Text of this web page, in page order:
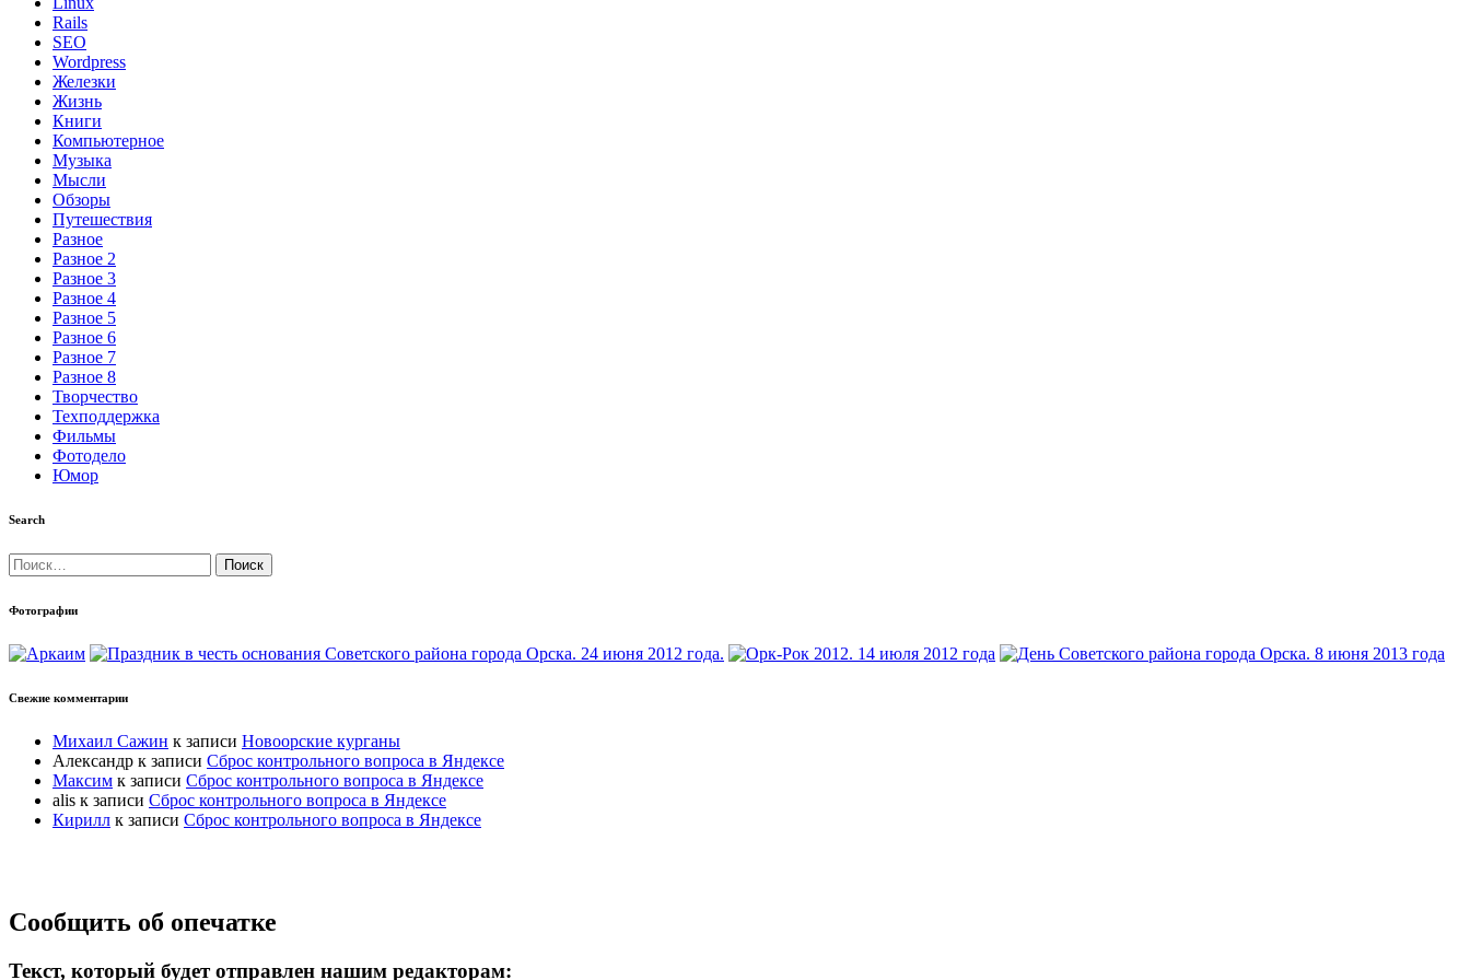
Rails
SEO
Wordpress
Железки
Жизнь
Книги
Компьютерное
Музыка
Мысли
Обзоры
Путешествия
Разное
Разное 2
Разное 3
Разное 4
Разное 5
Разное 6
Разное 7
Разное 8
Творчество
Техподдержка
Фильмы
Фотодело
Юмор
Search
Найти:
Фотографии
Свежие комментарии
Михаил Сажин к записи Новоорские курганы
Александр к записи Сброс контрольного вопроса в Яндексе
Максим к записи Сброс контрольного вопроса в Яндексе
alis к записи Сброс контрольного вопроса в Яндексе
Кирилл к записи Сброс контрольного вопроса в Яндексе
Прокрутка
вверх
Сообщить об опечатке
Текст, который будет отправлен нашим редакторам: